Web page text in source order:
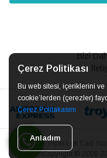
Çerez Politikası
Bu web sitesi, içeriklerini
cookie’lerden (çerezler)
Çerez Politakasını
Anladım
Bizi